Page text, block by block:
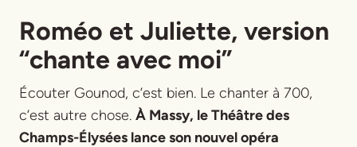
Roméo et Juliette, version
“chante avec moi”
Écouter Gounod, c’est bien. Le chanter à 700,
c’est autre chose. À Massy, le Théâtre des
Champs-Élysées lance son nouvel opéra